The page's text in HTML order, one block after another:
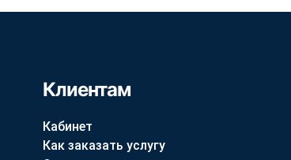
Клиентам
Кабинет
Как заказать услугу